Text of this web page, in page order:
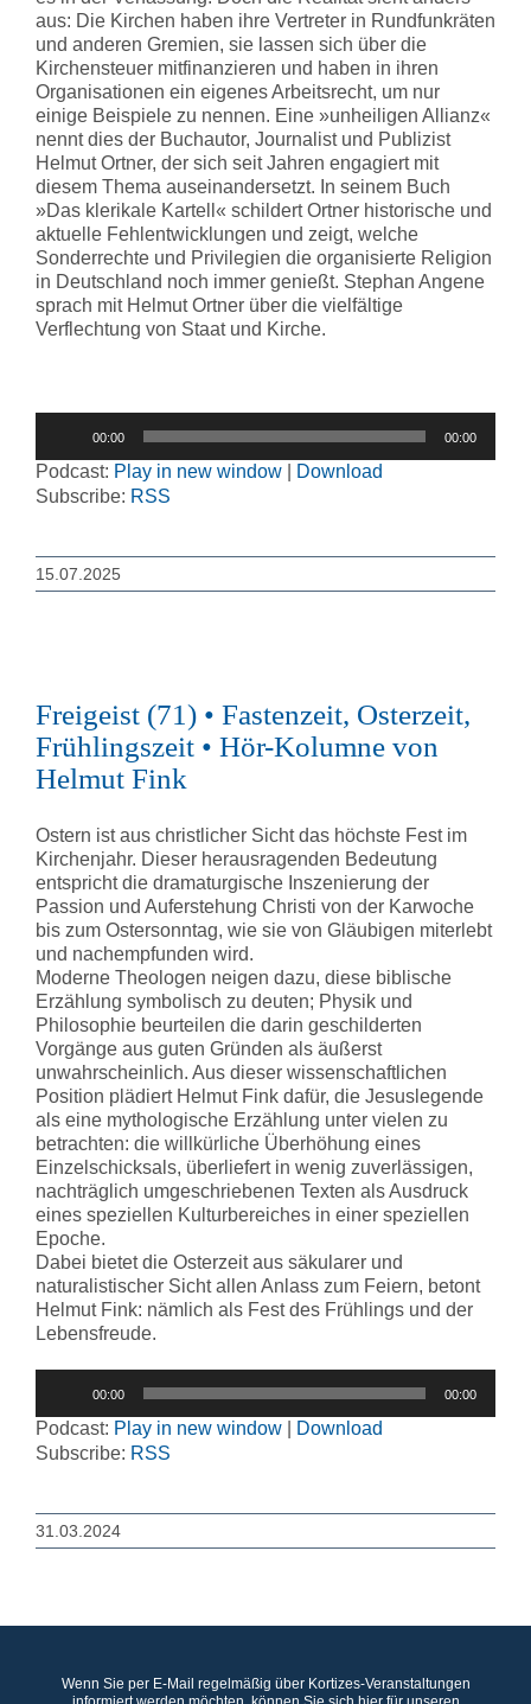
aus: Die Kirchen haben ihre Vertreter in Rundfunkräten
und anderen Gremien, sie lassen sich über die
Kirchensteuer mitfinanzieren und haben in ihren
Organisationen ein eigenes Arbeitsrecht, um nur
einige Beispiele zu nennen. Eine »unheiligen Allianz«
nennt dies der Buchautor, Journalist und Publizist
Helmut Ortner, der sich seit Jahren engagiert mit
diesem Thema auseinandersetzt. In seinem Buch
»Das klerikale Kartell« schildert Ortner historische und
aktuelle Fehlentwicklungen und zeigt, welche
Sonderrechte und Privilegien die organisierte Religion
in Deutschland noch immer genießt. Stephan Angene
sprach mit Helmut Ortner über die vielfältige
Verflechtung von Staat und Kirche.
00:00 00:00
Podcast: Play in new window
Download
Subscribe: RSS
15.07.2025
Freigeist (71) • Fastenzeit, Osterzeit,
Frühlingszeit • Hör-Kolumne von
Helmut Fink
Ostern ist aus christlicher Sicht das höchste Fest im
Kirchenjahr. Dieser herausragenden Bedeutung
entspricht die dramaturgische Inszenierung der
Passion und Auferstehung Christi von der Karwoche
bis zum Ostersonntag, wie sie von Gläubigen miterlebt
und nachempfunden wird.
Moderne Theologen neigen dazu, diese biblische
Erzählung symbolisch zu deuten; Physik und
Philosophie beurteilen die darin geschilderten
Vorgänge aus guten Gründen als äußerst
unwahrscheinlich. Aus dieser wissenschaftlichen
Position plädiert Helmut Fink dafür, die Jesuslegende
als eine mythologische Erzählung unter vielen zu
betrachten: die willkürliche Überhöhung eines
Einzelschicksals, überliefert in wenig zuverlässigen,
nachträglich umgeschriebenen Texten als Ausdruck
eines speziellen Kulturbereiches in einer speziellen
Epoche.
Dabei bietet die Osterzeit aus säkularer und
naturalistischer Sicht allen Anlass zum Feiern, betont
Helmut Fink: nämlich als Fest des Frühlings und der
Lebensfreude.
00:00 00:00
Podcast: Play in new window
Download
Subscribe: RSS
31.03.2024
Wenn Sie per E-Mail regelmäßig über Kortizes-Veranstaltungen